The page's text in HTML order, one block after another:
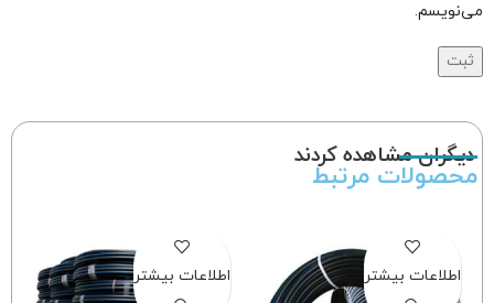
می‌نویسم.
دیگران مشاهده کردند
محصولات مرتبط
اطلاعات بیشتر اطلاعات بیشتر